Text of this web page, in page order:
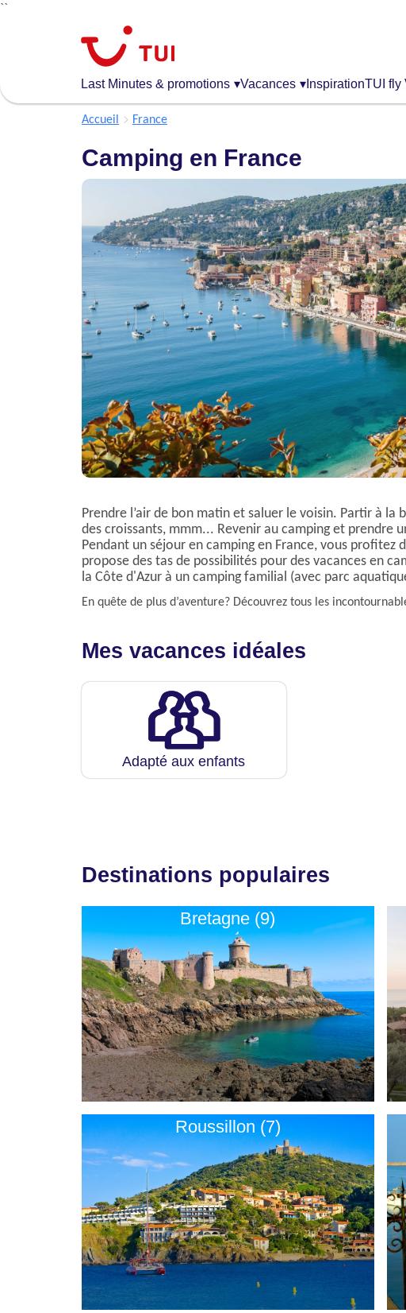
``
Last Minutes & promotions ▾Vacances ▾ InspirationTUI fly
Accueil France
Camping en France
Prendre l’air de bon matin et saluer le voisin. Partir à
des croissants, mmm... Revenir au camping et prendre
Pendant un séjour en camping en France, vous profitez
propose des tas de possibilités pour des vacances en
la Côte d'Azur à un camping familial (avec parc
En quête de plus d’aventure? Découvrez tous les
Mes vacances idéales
Adapté aux enfants
Destinations populaires
Bretagne (9)
Roussillon (7)